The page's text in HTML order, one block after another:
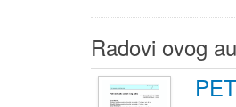
Radovi ovog